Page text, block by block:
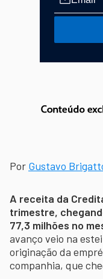
Por Gustavo
A receita da
trimestre,
77,3 milhões no
avanço veio na
originação da
companhia, que